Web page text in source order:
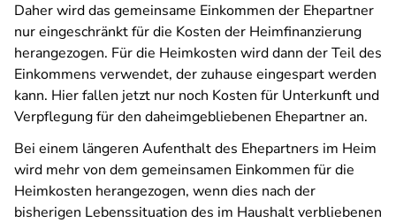
Daher wird das gemeinsame Einkommen der Ehepartner
nur eingeschränkt für die Kosten der Heimfinanzierung
herangezogen. Für die Heimkosten wird dann der Teil des
Einkommens verwendet, der zuhause eingespart werden
kann. Hier fallen jetzt nur noch Kosten für Unterkunft und
Verpflegung für den daheimgebliebenen Ehepartner an.
Bei einem längeren Aufenthalt des Ehepartners im Heim
wird mehr von dem gemeinsamen Einkommen für die
Heimkosten herangezogen, wenn dies nach der
bisherigen Lebenssituation des im Haushalt verbliebenen